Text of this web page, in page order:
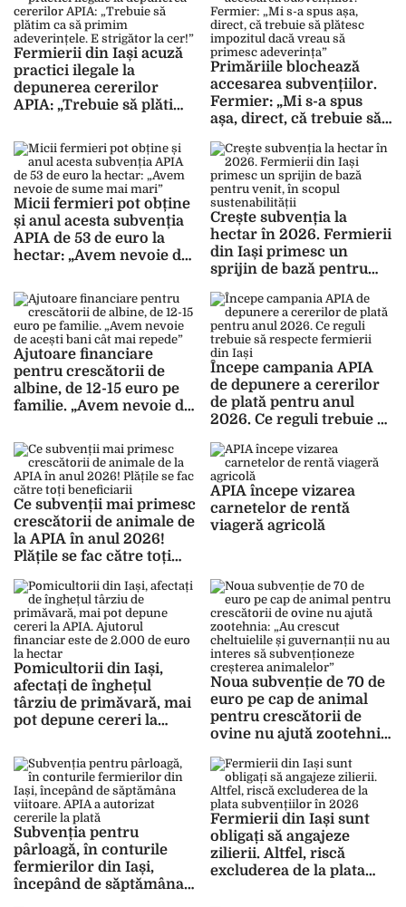
aprilie 2026
Fermierii din Iași acuză
practici ilegale la
depunerea cererilor
APIA: „Trebuie să plătim
adeverințele. E strigător
la cer!”
Primăriile blochează
accesarea subvențiilor.
Fermier: „Mi s-a spus
așa, direct, că trebuie să
vreau să primesc
adeverința”
Micii fermieri pot obține
și anul acesta subvenția
APIA de 53 de euro la
hectar: „Avem nevoie de
Crește subvenția la
hectar în 2026. Fermierii
din Iași primesc un
sprijin de bază pentru
sustenabilității
Ajutoare financiare
pentru crescătorii de
albine, de 12-15 euro pe
familie. „Avem nevoie de
repede”
Începe campania APIA
de depunere a cererilor
de plată pentru anul
2026. Ce reguli trebuie să
Iași
Ce subvenții mai primesc
crescătorii de animale de
la APIA în anul 2026!
Plățile se fac către toți
APIA începe vizarea
carnetelor de rentă
viageră agricolă
Pomicultorii din Iași,
afectați de înghețul
târziu de primăvară, mai
pot depune cereri la
este de 2.000 de euro la
hectar
Noua subvenție de 70 de
euro pe cap de animal
pentru crescătorii de
ovine nu ajută zootehnia:
guvernanții nu au interes
să subvenționeze
creșterea animalelor”
Subvenția pentru
pârloagă, în conturile
fermierilor din Iași,
începând de săptămâna
Fermierii din Iași sunt
obligați să angajeze
zilierii. Altfel, riscă
excluderea de la plata